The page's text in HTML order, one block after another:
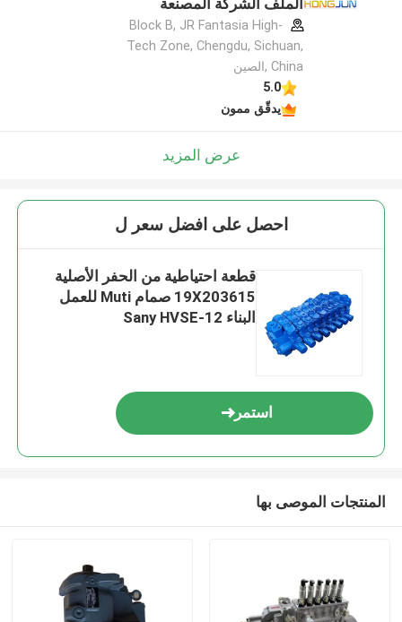
الملف الشركة المصنعة
Block B, JR Fantasia High-
Tech Zone, Chengdu, Sichuan,
China ,الصين
5.0
يدقّق ممون
عرض المزيد
احصل على افضل سعر ل
قطعة احتياطية من الحفر الأصلية
19X203615 صمام Muti للعمل
البناء Sany HVSE-12
استمر
المنتجات الموصى بها